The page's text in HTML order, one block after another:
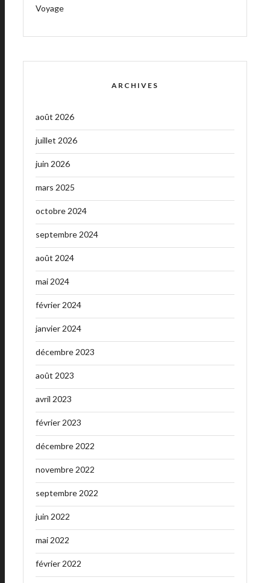
Voyage
ARCHIVES
août 2026
juillet 2026
juin 2026
mars 2025
octobre 2024
septembre 2024
août 2024
mai 2024
février 2024
janvier 2024
décembre 2023
août 2023
avril 2023
février 2023
décembre 2022
novembre 2022
septembre 2022
juin 2022
mai 2022
février 2022